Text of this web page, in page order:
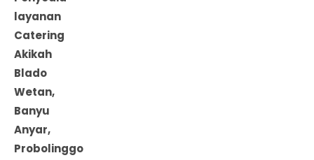
layanan
Catering
Akikah
Blado
Wetan,
Banyu
Anyar,
Probolinggo